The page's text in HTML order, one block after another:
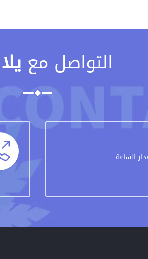
التواصل مع
الساعة .